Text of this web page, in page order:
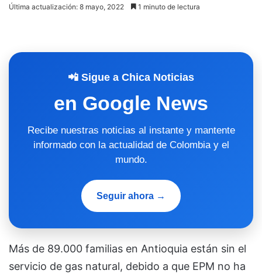
Última actualización: 8 mayo, 2022 1 minuto de lectura
📲 Sigue a Chica Noticias
en Google News
Recibe nuestras noticias al instante y mantente
informado con la actualidad de Colombia y el
mundo.
Seguir ahora →
Más de 89.000 familias en Antioquia están sin el
servicio de gas natural, debido a que EPM no ha